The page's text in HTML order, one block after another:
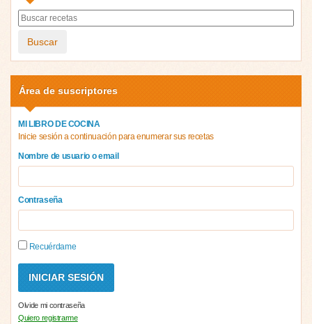
Buscar
Área de suscriptores
MI LIBRO DE COCINA
Inicie sesión a continuación para enumerar sus recetas
Nombre de usuario o email
Contraseña
Recuérdame
Olvide mi contraseña
Quiero registrarme